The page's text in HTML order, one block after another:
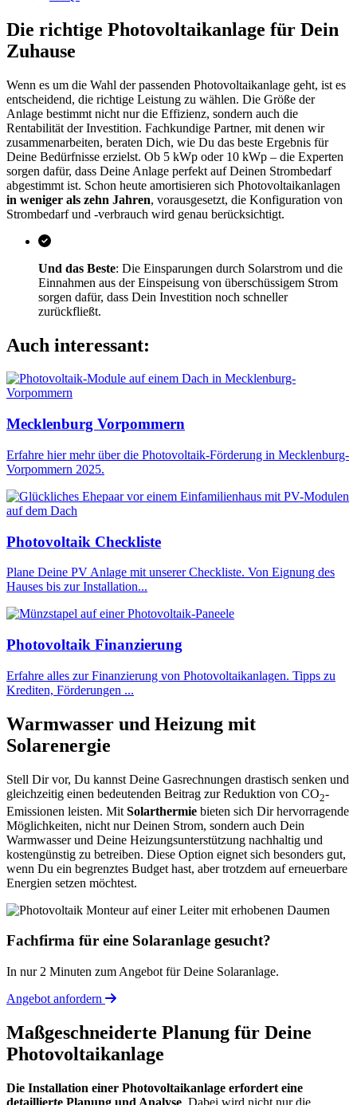
Die richtige Photovoltaikanlage für Dein
Zuhause
Wenn es um die Wahl der passenden Photovoltaikanlage geht, ist es
entscheidend, die richtige Leistung zu wählen. Die Größe der
Anlage bestimmt nicht nur die Effizienz, sondern auch die
Rentabilität der Investition. Fachkundige Partner, mit denen wir
zusammenarbeiten, beraten Dich, wie Du das beste Ergebnis für
Deine Bedürfnisse erzielst. Ob 5 kWp oder 10 kWp – die Experten
sorgen dafür, dass Deine Anlage perfekt auf Deinen Strombedarf
abgestimmt ist. Schon heute amortisieren sich Photovoltaikanlagen
in weniger als zehn Jahren, vorausgesetzt, die Konfiguration von
Strombedarf und -verbrauch wird genau berücksichtigt.
Und das Beste: Die Einsparungen durch Solarstrom und die
Einnahmen aus der Einspeisung von überschüssigem Strom
sorgen dafür, dass Dein Investition noch schneller
zurückfließt.
Auch interessant:
Mecklenburg Vorpommern
Erfahre hier mehr über die Photovoltaik-Förderung in Mecklenburg-
Vorpommern 2025.
Photovoltaik Checkliste
Plane Deine PV Anlage mit unserer Checkliste. Von Eignung des
Hauses bis zur Installation...
Photovoltaik Finanzierung
Erfahre alles zur Finanzierung von Photovoltaikanlagen. Tipps zu
Krediten, Förderungen ...
Warmwasser und Heizung mit
Solarenergie
Stell Dir vor, Du kannst Deine Gasrechnungen drastisch senken und
gleichzeitig einen bedeutenden Beitrag zur Reduktion von CO2-
Emissionen leisten. Mit Solarthermie bieten sich Dir hervorragende
Möglichkeiten, nicht nur Deinen Strom, sondern auch Dein
Warmwasser und Deine Heizungsunterstützung nachhaltig und
kostengünstig zu betreiben. Diese Option eignet sich besonders gut,
wenn Du ein begrenztes Budget hast, aber trotzdem auf erneuerbare
Energien setzen möchtest.
Fachfirma für eine Solaranlage gesucht?
In nur 2 Minuten zum Angebot für Deine Solaranlage.
Angebot anfordern
Maßgeschneiderte Planung für Deine
Photovoltaikanlage
Die Installation einer Photovoltaikanlage erfordert eine
detaillierte Planung und Analyse . Dabei wird nicht nur die